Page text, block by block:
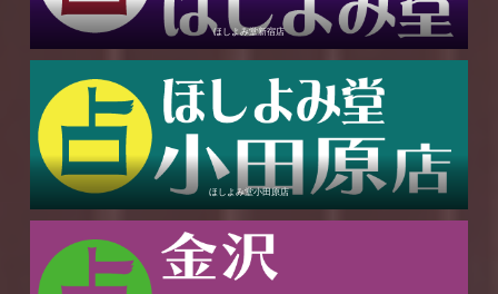
ほしよみ堂新宿店
ほしよみ堂小田原店